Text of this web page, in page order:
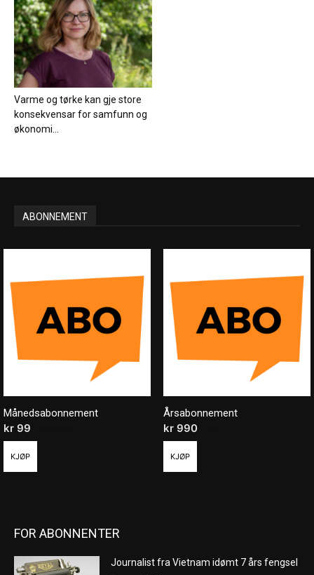
Varme og tørke kan gje store
konsekvensar for samfunn og
økonomi...
ABONNEMENT
Månedsabonnement
kr 99
KJØP
Årsabonnement
kr990
KJØP
FOR ABONNENTER
Journalist fra Vietnam idømt 7 års fengsel